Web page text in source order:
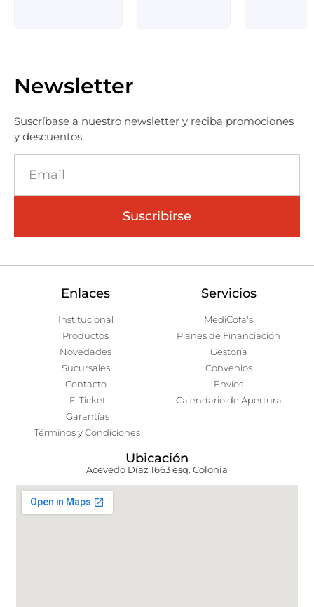
Newsletter
Suscríbase a nuestro newsletter y reciba promociones
y descuentos.
Suscribirse
Enlaces
Institucional
Productos
Novedades
Sucursales
Contacto
E-Ticket
Garantías
Términos y Condiciones
Servicios
MediCofa's
Planes de Financiación
Gestoría
Convenios
Envíos
Calendario de Apertura
Ubicación
Acevedo Díaz 1663 esq. Colonia